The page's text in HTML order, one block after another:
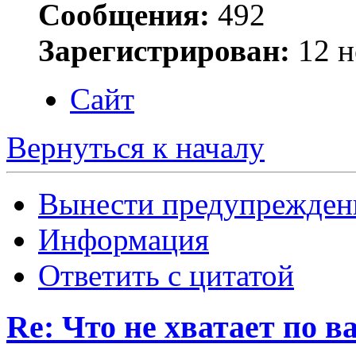
Сообщения: 492
Зарегистрирован: 12
Сайт
Вернуться к началу
Вынести
Информация
Ответить с цитатой
Re: Что не хватает по